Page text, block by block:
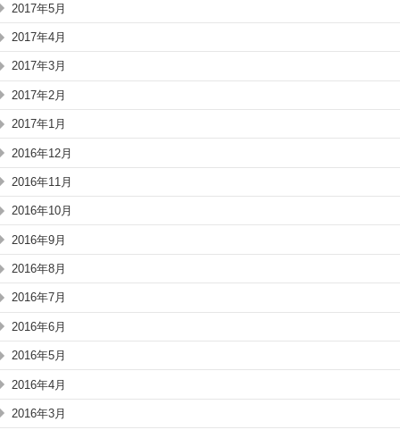
2017年5月
2017年4月
2017年3月
2017年2月
2017年1月
2016年12月
2016年11月
2016年10月
2016年9月
2016年8月
2016年7月
2016年6月
2016年5月
2016年4月
2016年3月